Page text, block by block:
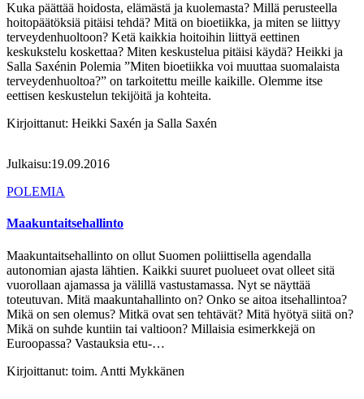
Kuka päättää hoidosta, elämästä ja kuolemasta? Millä perusteella
hoitopäätöksiä pitäisi tehdä? Mitä on bioetiikka, ja miten se liittyy
terveydenhuoltoon? Ketä kaikkia hoitoihin liittyä eettinen
keskukstelu koskettaa? Miten keskustelua pitäisi käydä? Heikki ja
Salla Saxénin Polemia ”Miten bioetiikka voi muuttaa suomalaista
terveydenhuoltoa?” on tarkoitettu meille kaikille. Olemme itse
eettisen keskustelun tekijöitä ja kohteita.
Kirjoittanut: Heikki Saxén ja Salla Saxén
Julkaisu:19.09.2016
POLEMIA
Maakuntaitsehallinto
Maakuntaitsehallinto on ollut Suomen poliittisella agendalla
autonomian ajasta lähtien. Kaikki suuret puolueet ovat olleet sitä
vuorollaan ajamassa ja välillä vastustamassa. Nyt se näyttää
toteutuvan. Mitä maakuntahallinto on? Onko se aitoa itsehallintoa?
Mikä on sen olemus? Mitkä ovat sen tehtävät? Mitä hyötyä siitä on?
Mikä on suhde kuntiin tai valtioon? Millaisia esimerkkejä on
Euroopassa? Vastauksia etu-…
Kirjoittanut: toim. Antti Mykkänen